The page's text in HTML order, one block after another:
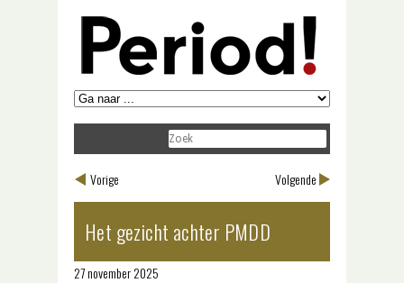
Vorige Volgende
Het gezicht achter PMDD
27 november 2025